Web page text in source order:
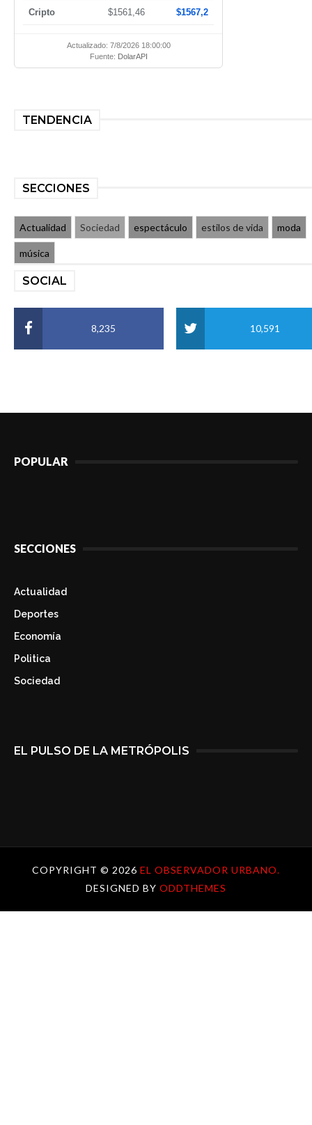
Cripto $1561,46 $1567,2
Actualizado: 7/8/2026 18:00:00
Fuente: DolarAPI
TENDENCIA
SECCIONES
Actualidad Sociedad espectáculo estilos de vida moda
música
SOCIAL
8,235 10,591
POPULAR
SECCIONES
Actualidad
Deportes
Economía
Politica
Sociedad
EL PULSO DE LA METRÓPOLIS
COPYRIGHT © 2026 EL OBSERVADOR URBANO.
DESIGNED BY ODDTHEMES